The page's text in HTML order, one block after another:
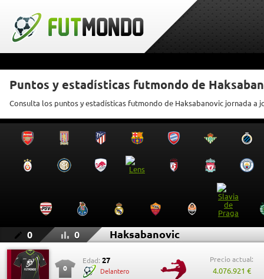
Puntos y estadísticas futmondo de
Consulta los puntos y estadísticas futmondo de Haksabanovic jornada a
0 0 Haksabanovic
0
Edad: 27
Delantero
Precio actual:
4.076.921 €